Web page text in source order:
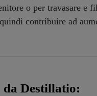
o per travasare e
contribuire ad
da Destillatio: